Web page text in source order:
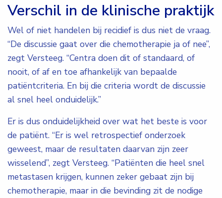
Verschil in de klinische praktijk
Wel of niet handelen bij recidief is dus niet de vraag.
“De discussie gaat over die chemotherapie ja of nee”,
zegt Versteeg. “Centra doen dit of standaard, of
nooit, of af en toe afhankelijk van bepaalde
patiëntcriteria. En bij die criteria wordt de discussie
al snel heel onduidelijk.”
Er is dus onduidelijkheid over wat het beste is voor
de patiënt. “Er is wel retrospectief onderzoek
geweest, maar de resultaten daarvan zijn zeer
wisselend”, zegt Versteeg. “Patiënten die heel snel
metastasen krijgen, kunnen zeker gebaat zijn bij
chemotherapie, maar in die bevinding zit de nodige